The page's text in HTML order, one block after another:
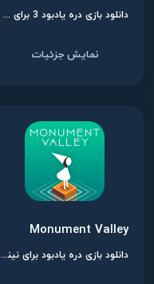
دانلود بازی دره یادبود 3 برای نینتندو سوییچ
نمایش جزئیات
Monument Valley
دانلود بازی دره یادبود برای نینتندو سوییچ